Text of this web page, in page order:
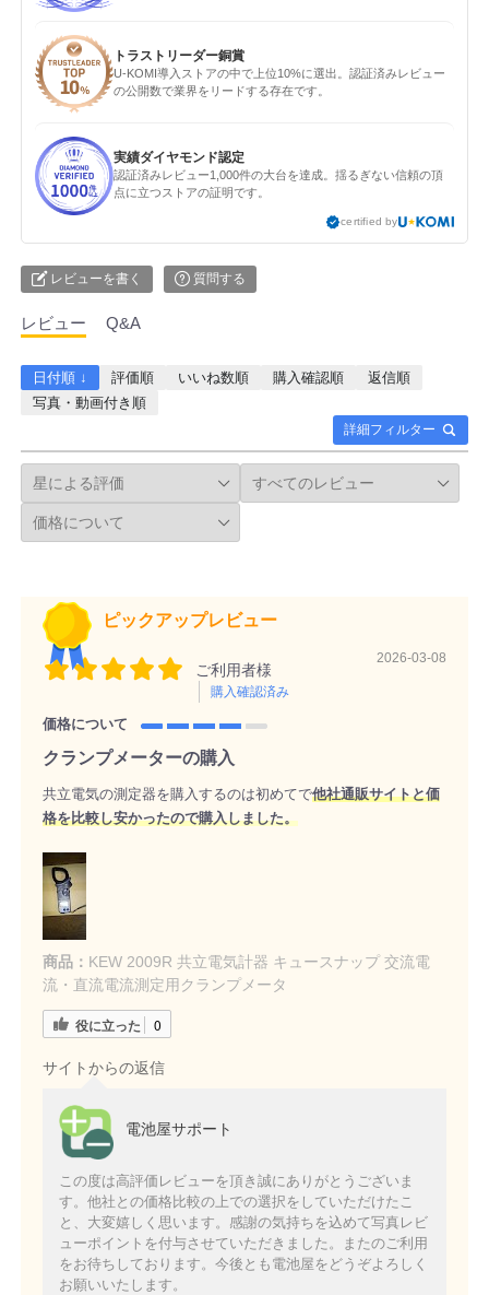
トラストリーダー銅賞
U-KOMI導入ストアの中で上位10%に選出。認証済みレビュー
の公開数で業界をリードする存在です。
実績ダイヤモンド認定
認証済みレビュー1,000件の大台を達成。揺るぎない信頼の頂
点に立つストアの証明です。
certified by
レビューを書く 質問する
レビュー Q&A
詳細フィルター
日付順 ↓ 評価順 いいね数順 購入確認順
返信順
写真・動画付き順
ピックアップレビュー
ご利用者様
購入確認済み
2026-03-08
価格について
クランプメーターの購入
共立電気の測定器を購入するのは初めてで他社通販サイトと価
格を比較し安かったので購入しました。
商品： KEW 2009R 共立電気計器 キュースナップ 交流電
流・直流電流測定用クランプメータ
役に立った 0
サイトからの返信
電池屋サポート
この度は高評価レビューを頂き誠にありがとうございま
す。他社との価格比較の上での選択をしていただけたこ
と、大変嬉しく思います。感謝の気持ちを込めて写真レビ
ューポイントを付与させていただきました。またのご利用
をお待ちしております。今後とも電池屋をどうぞよろしく
お願いいたします。